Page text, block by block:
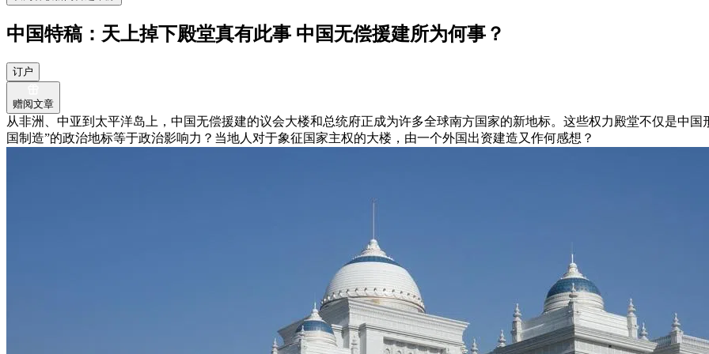
中国特稿：天上掉下殿堂真有此事 中国无偿援建所为何事？
订户
赠阅文章
从非洲、中亚到太平洋岛上，中国无偿援建的议会大楼和总统府正成为许多全球南方国家的新地标。这些权力殿堂不仅是中
国制造”的政治地标等于政治影响力？当地人对于象征国家主权的大楼，由一个外国出资建造又作何感想？